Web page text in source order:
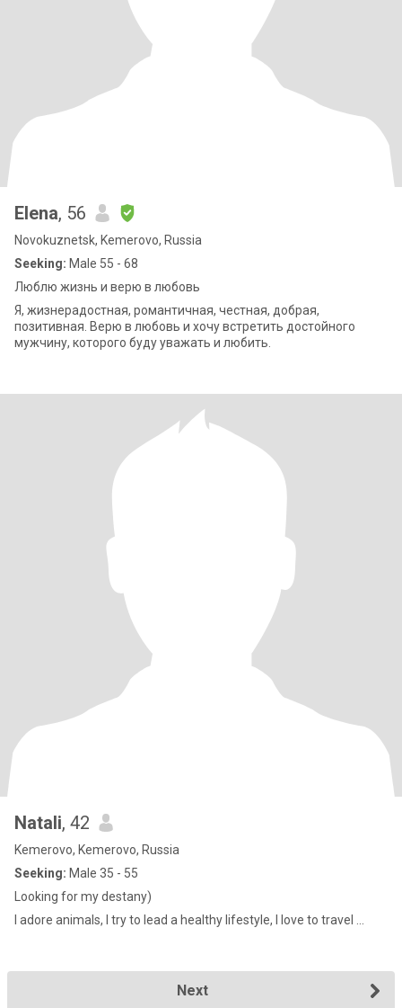
Еlena, 56
Novokuznetsk, Kemerovo, Russia
Seeking: Male 55 - 68
Люблю жизнь и верю в любовь
Я, жизнерадостная, романтичная, честная, добрая,
позитивная. Верю в любовь и хочу встретить достойного
мужчину, которого буду уважать и любить.
Natali, 42
Kemerovo, Kemerovo, Russia
Seeking: Male 35 - 55
Looking for my destany)
I adore animals, I try to lead a healthy lifestyle, I love to travel ...
Next